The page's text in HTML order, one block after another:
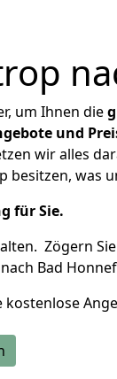
um Ihnen die
und
wir alles
besitzen, was
für Sie.
Zögern
Bad
kostenlose